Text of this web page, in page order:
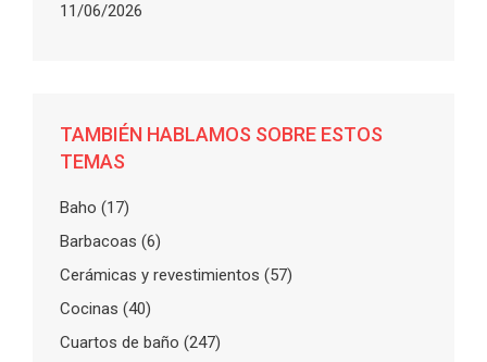
11/06/2026
TAMBIÉN HABLAMOS SOBRE ESTOS
TEMAS
Baho (17)
Barbacoas (6)
Cerámicas y revestimientos (57)
Cocinas (40)
Cuartos de baño (247)